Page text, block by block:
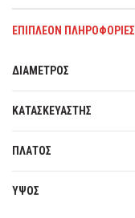
ΕΠΙΠΛΈΟΝ ΠΛΗΡΟΦΟΡΊΕΣ
ΔΙΑΜΕΤΡΟΣ
ΚΑΤΑΣΚΕΥΑΣΤΗΣ
ΠΛΑΤΟΣ
ΥΨΟΣ